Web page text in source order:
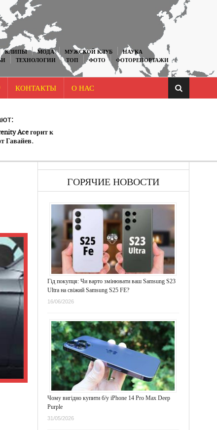
КЛИПЫ МОДА МУЖСКОЙ КЛУБ
НАУКА
ТЕХНОЛОГИИ ТОП ФОТО
ФОТОРЕПОРТАЖИ
КОНТАКТЫ О НАС
Ace горит к
Гавайев.
ГОРЯЧИЕ НОВОСТИ
Гід покупця: Чи варто змінювати ваш Samsung S23
Ultra на свіжий Samsung S25 FE?
16/06/2026
Чому вигідно купити б/у iPhone 14 Pro Max Deep
Purple
31/05/2026